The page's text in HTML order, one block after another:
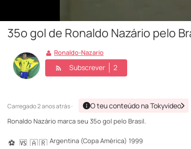
35º gol de Ronaldo Nazário pelo
Ronaldo-Nazario
Subscrever 2
Carregado2 anos atrás · O teu conteúdo na Tokyvideo
Ronaldo Nazário marca seu 35º gol pelo Brasil.
⚽️ 🆚 🇦🇷 Argentina (Copa América) 1999